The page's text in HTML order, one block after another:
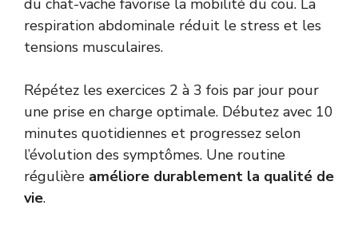
respiration abdominale réduit le stress et les
tensions musculaires.
Répétez les exercices 2 à 3 fois par jour pour
une prise en charge optimale. Débutez avec 10
minutes quotidiennes et progressez selon
l’évolution des symptômes. Une routine
régulière améliore durablement la qualité de
vie.